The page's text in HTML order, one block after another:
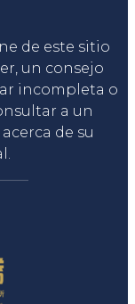
de este sitio
un consejo
incompleta o
a un
de su